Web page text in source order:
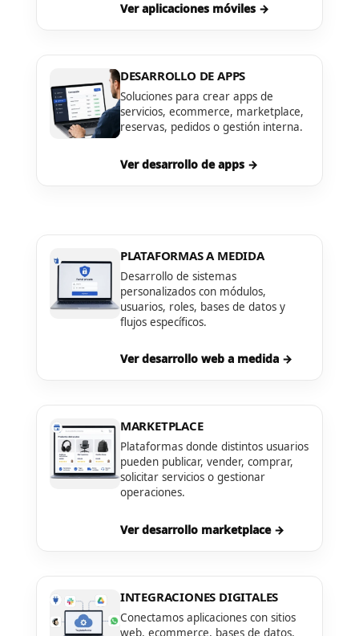
Ver aplicaciones móviles →
DESARROLLO DE APPS
Soluciones para crear apps de
servicios, ecommerce, marketplace,
reservas, pedidos o gestión interna.
Ver desarrollo de apps →
PLATAFORMAS A MEDIDA
Desarrollo de sistemas
personalizados con módulos,
usuarios, roles, bases de datos y
flujos específicos.
Ver desarrollo web a medida →
MARKETPLACE
Plataformas donde distintos usuarios
pueden publicar, vender, comprar,
solicitar servicios o gestionar
operaciones.
Ver desarrollo marketplace →
INTEGRACIONES DIGITALES
Conectamos aplicaciones con sitios
web, ecommerce, bases de datos,